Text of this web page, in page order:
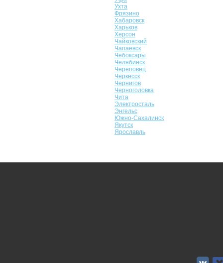
Ухта
Фрязино
Хабаровск
Харьков
Херсон
Чайковский
Чапаевск
Чебоксары
Челябинск
Череповец
Черкесск
Чернигов
Черноголовка
Чита
Электросталь
Энгельс
Южно-Сахалинск
Якутск
Ярославль